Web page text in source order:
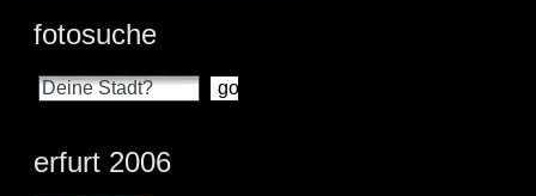
fotosuche
erfurt 2006